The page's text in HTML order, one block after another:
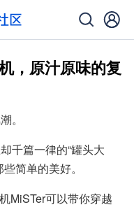
，原汁原味的复
。
千篇一律的“罐头大
简单的美好。
MiSTer可以带你穿越